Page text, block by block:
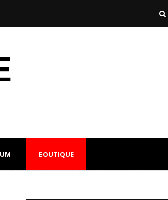
BOUTIQUE